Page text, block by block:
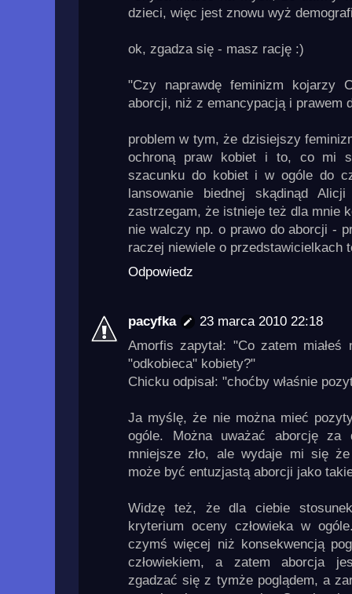
dzieci, więc jest znowu wyż
ok, zgadza się - masz rację :)
"Czy naprawdę feminizm kojarzy
aborcji, niż z emancypacją i prawem
problem w tym, że dzisiejszy
ochroną praw kobiet i to, co mi
szacunku do kobiet i w ogóle do
lansowanie biednej skądinąd
zastrzegam, że istnieje też dla mnie
nie walczy np. o prawo do aborcji -
raczej niewiele o przedstawicielkach
Odpowiedz
pacyfka
23 marca 2010 22:18
Amorfis zapytał: "Co zatem
"odkobieca" kobiety?"
Chicku odpisał: "choćby właśnie
Ja myślę, że nie można mieć
ogóle. Można uważać aborcję za
mniejsze zło, ale wydaje mi się
może być entuzjastą aborcji jako
Widzę też, że dla ciebie
kryterium oceny człowieka w
czymś więcej niż konsekwencją
człowiekiem, a zatem aborcja
zgadzać się z tymże poglądem, a